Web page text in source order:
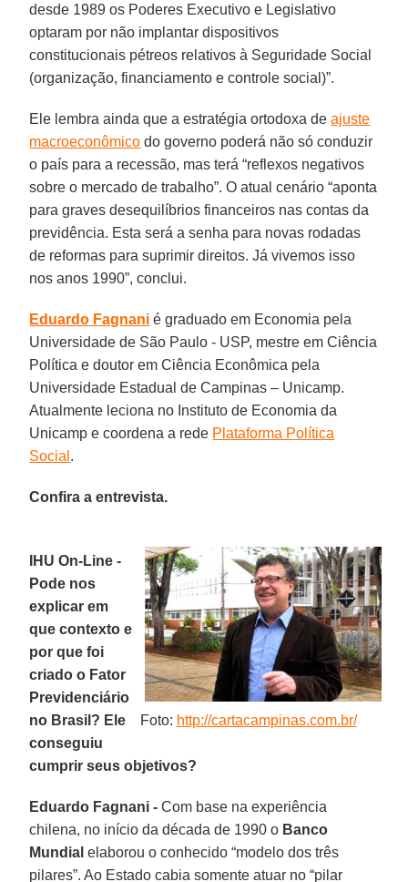
desde 1989 os Poderes Executivo e Legislativo
optaram por não implantar dispositivos
constitucionais pétreos relativos à Seguridade Social
(organização, financiamento e controle social)”.
Ele lembra ainda que a estratégia ortodoxa deajuste
macroeconômico do governo poderá não só conduzir
o país para a recessão, mas terá “reflexos negativos
sobre o mercado de trabalho”. O atual cenário “aponta
para graves desequilíbrios financeiros nas contas da
previdência. Esta será a senha para novas rodadas
de reformas para suprimir direitos. Já vivemos isso
nos anos 1990”, conclui.
Eduardo Fagnani é graduado em Economia pela
Universidade de São Paulo - USP, mestre em Ciência
Política e doutor em Ciência Econômica pela
Universidade Estadual de Campinas – Unicamp.
Atualmente leciona no Instituto de Economia da
Unicamp e coordena a rede Plataforma Política
Social .
Confira a entrevista.
Foto: http://cartacampinas.com.br/
IHU On-Line -
Pode nos
explicar em
que contexto e
por que foi
criado o Fator
Previdenciário
no Brasil? Ele
conseguiu
cumprir seus objetivos?
Eduardo Fagnani - Com base na experiência
chilena, no início da década de 1990 o Banco
Mundial elaborou o conhecido “modelo dos três
pilares”. Ao Estado cabia somente atuar no “pilar